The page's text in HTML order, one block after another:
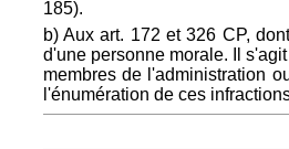
185).
b) Aux art. 172 et 326 CP,
d'une personne morale. Il
membres de l'administration
l'énumération de ces